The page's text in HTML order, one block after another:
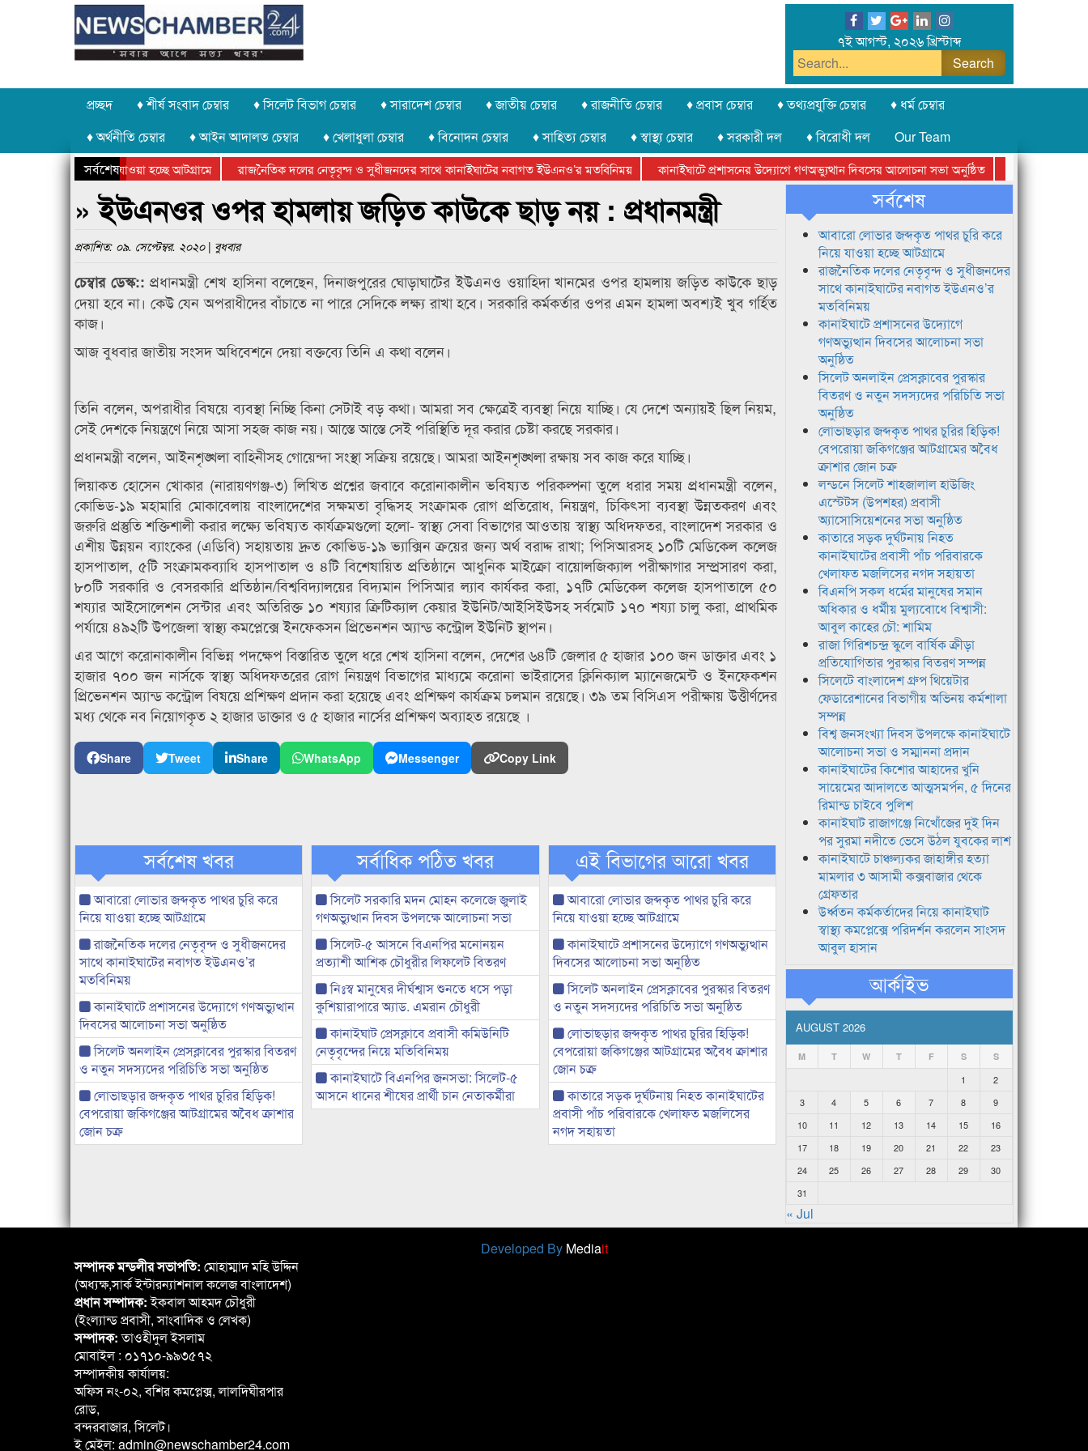
৭ই আগস্ট, ২০২৬ খ্রিস্টাব্দ
প্রচ্ছদ ♦ শীর্ষ সংবাদ চেম্বার ♦ সিলেট বিভাগ চেম্বার ♦ সারাদেশ চেম্বার ♦ জাতীয় চেম্বার ♦ রাজনীতি চেম্বার ♦ প্রবাস চেম্বার ♦ তথ্যপ্রযুক্তি চেম্বার
♦ ধর্ম চেম্বার
♦ অর্থনীতি চেম্বার
♦ আইন আদালত চেম্বার ♦ খেলাধুলা চেম্বার ♦ বিনোদন চেম্বার ♦ সাহিত্য চেম্বার ♦ স্বাস্থ্য চেম্বার ♦ সরকারী দল ♦ বিরোধী দল
Our Team
সর্বশেষ
চুরি করে নিয়ে যাওয়া হচ্ছে আটগ্রামে রাজনৈতিক দলের নেতৃবৃন্দ ও সুধীজনদের সাথে কানাইঘাটের নবাগত ইউএনও’র মতবিনিময় কানাইঘাটে প্রশাসনের উদ্যোগে গণঅভ্যুত্থান দিবসের আলোচনা সভা অনুষ্ঠিত
সিলেট অনলাইন
ক্রীড়া প্রতিযোগিতার পুরস্কার বিতরণ সম্পন্ন
সিলেটে বাংলাদেশ গ্রুপ থিয়েটার ফেডারেশানের বিভাগীয় অভিনয় কর্মশালা সম্পন্ন
» ইউএনওর ওপর হামলায় জড়িত কাউকে ছাড় নয় : প্রধানমন্ত্রী
প্রকাশিত: ০৯. সেপ্টেম্বর. ২০২০ | বুধবার
চেম্বার ডেস্ক::প্রধানমন্ত্রী শেখ হাসিনা বলেছেন, দিনাজপুরের ঘোড়াঘাটের ইউএনও ওয়াহিদা খানমের ওপর হামলায় জড়িত কাউকে ছাড়
দেয়া হবে না। কেউ যেন অপরাধীদের বাঁচাতে না পারে সেদিকে লক্ষ্য রাখা হবে। সরকারি কর্মকর্তার ওপর এমন হামলা অবশ্যই খুব গর্হিত
কাজ।
আজ বুধবার জাতীয় সংসদ অধিবেশনে দেয়া বক্তব্যে তিনি এ কথা বলেন।
তিনি বলেন, অপরাধীর বিষয়ে ব্যবস্থা নিচ্ছি কিনা সেটাই বড় কথা। আমরা সব ক্ষেত্রেই ব্যবস্থা নিয়ে যাচ্ছি। যে দেশে অন্যায়ই ছিল নিয়ম,
সেই দেশকে নিয়ন্ত্রণে নিয়ে আসা সহজ কাজ নয়। আস্তে আস্তে সেই পরিস্থিতি দূর করার চেষ্টা করছে সরকার।
প্রধানমন্ত্রী বলেন, আইনশৃঙ্খলা বাহিনীসহ গোয়েন্দা সংস্থা সক্রিয় রয়েছে। আমরা আইনশৃঙ্খলা রক্ষায় সব কাজ করে যাচ্ছি।
লিয়াকত হোসেন খোকার (নারায়ণগঞ্জ-৩) লিখিত প্রশ্নের জবাবে করোনাকালীন ভবিষ্যত পরিকল্পনা তুলে ধরার সময় প্রধানমন্ত্রী বলেন,
কোভিড-১৯ মহামারি মোকাবেলায় বাংলাদেশের সক্ষমতা বৃদ্ধিসহ সংক্রামক রোগ প্রতিরোধ, নিয়ন্ত্রণ, চিকিৎসা ব্যবস্থা উন্নতকরণ এবং
জরুরি প্রস্তুতি শক্তিশালী করার লক্ষ্যে ভবিষ্যত কার্যক্রমগুলো হলো- স্বাস্থ্য সেবা বিভাগের আওতায় স্বাস্থ্য অধিদফতর, বাংলাদেশ সরকার ও
এশীয় উন্নয়ন ব্যাংকের (এডিবি) সহায়তায় দ্রুত কোভিড-১৯ ভ্যাক্সিন ক্রয়ের জন্য অর্থ বরাদ্দ রাখা; পিসিআরসহ ১০টি মেডিকেল কলেজ
হাসপাতাল, ৫টি সংক্রামকব্যাধি হাসপাতাল ও ৪টি বিশেষায়িত প্রতিষ্ঠানে আধুনিক মাইক্রো বায়োলজিক্যাল পরীক্ষাগার সম্প্রসারণ করা,
৮০টি সরকারি ও বেসরকারি প্রতিষ্ঠান/বিশ্ববিদ্যালয়ের বিদ্যমান পিসিআর ল্যাব কার্যকর করা, ১৭টি মেডিকেল কলেজ হাসপাতালে ৫০
শয্যার আইসোলেশন সেন্টার এবং অতিরিক্ত ১০ শয্যার ক্রিটিক্যাল কেয়ার ইউনিট/আইসিইউসহ সর্বমোট ১৭০ শয্যা চালু করা, প্রাথমিক
পর্যায়ে ৪৯২টি উপজেলা স্বাস্থ্য কমপ্লেক্সে ইনফেকসন প্রিভেনশন অ্যান্ড কন্ট্রোল ইউনিট স্থাপন।
এর আগে করোনাকালীন বিভিন্ন পদক্ষেপ বিস্তারিত তুলে ধরে শেখ হাসিনা বলেন, দেশের ৬৪টি জেলার ৫ হাজার ১০০ জন ডাক্তার এবং ১
হাজার ৭০০ জন নার্সকে স্বাস্থ্য অধিদফতরের রোগ নিয়ন্ত্রণ বিভাগের মাধ্যমে করোনা ভাইরাসের ক্লিনিক্যাল ম্যানেজমেন্ট ও ইনফেকশন
প্রিভেনশন অ্যান্ড কন্ট্রোল বিষয়ে প্রশিক্ষণ প্রদান করা হয়েছে এবং প্রশিক্ষণ কার্যক্রম চলমান রয়েছে। ৩৯ তম বিসিএস পরীক্ষায় উত্তীর্ণদের
মধ্য থেকে নব নিয়োগকৃত ২ হাজার ডাক্তার ও ৫ হাজার নার্সের প্রশিক্ষণ অব্যাহত রয়েছে ।
Share Tweet Share WhatsApp Messenger Copy Link
সর্বশেষ খবর
আবারো লোভার জব্দকৃত পাথর চুরি করে
নিয়ে যাওয়া হচ্ছে আটগ্রামে
রাজনৈতিক দলের নেতৃবৃন্দ ও সুধীজনদের
সাথে কানাইঘাটের নবাগত ইউএনও’র
মতবিনিময়
কানাইঘাটে প্রশাসনের উদ্যোগে গণঅভ্যুত্থান
দিবসের আলোচনা সভা অনুষ্ঠিত
সিলেট অনলাইন প্রেসক্লাবের পুরস্কার বিতরণ
ও নতুন সদস্যদের পরিচিতি সভা অনুষ্ঠিত
লোভাছড়ার জব্দকৃত পাথর চুরির হিড়িক!
বেপরোয়া জকিগঞ্জের আটগ্রামের অবৈধ ক্রাশার
জোন চক্র
সর্বাধিক পঠিত খবর
সিলেট সরকারি মদন মোহন কলেজে জুলাই
গণঅভ্যুত্থান দিবস উপলক্ষে আলোচনা সভা
সিলেট-৫ আসনে বিএনপির মনোনয়ন
প্রত্যাশী আশিক চৌধুরীর লিফলেট বিতরণ
নিঃস্ব মানুষের দীর্ঘশ্বাস শুনতে ধসে পড়া
কুশিয়ারাপারে অ্যাড. এমরান চৌধুরী
কানাইঘাট প্রেসক্লাবে প্রবাসী কমিউনিটি
নেতৃবৃন্দের নিয়ে মতিবিনিময়
কানাইঘাটে বিএনপির জনসভা: সিলেট-৫
আসনে ধানের শীষের প্রার্থী চান নেতাকর্মীরা
এই বিভাগের আরো খবর
আবারো লোভার জব্দকৃত পাথর চুরি করে
নিয়ে যাওয়া হচ্ছে আটগ্রামে
কানাইঘাটে প্রশাসনের উদ্যোগে গণঅভ্যুত্থান
দিবসের আলোচনা সভা অনুষ্ঠিত
সিলেট অনলাইন প্রেসক্লাবের পুরস্কার বিতরণ
ও নতুন সদস্যদের পরিচিতি সভা অনুষ্ঠিত
লোভাছড়ার জব্দকৃত পাথর চুরির হিড়িক!
বেপরোয়া জকিগঞ্জের আটগ্রামের অবৈধ ক্রাশার
জোন চক্র
কাতারে সড়ক দুর্ঘটনায় নিহত কানাইঘাটের
প্রবাসী পাঁচ পরিবারকে খেলাফত মজলিসের
নগদ সহায়তা
সর্বশেষ
আবারো লোভার জব্দকৃত পাথর চুরি করে
নিয়ে যাওয়া হচ্ছে আটগ্রামে
রাজনৈতিক দলের নেতৃবৃন্দ ও সুধীজনদের
সাথে কানাইঘাটের নবাগত ইউএনও’র
মতবিনিময়
কানাইঘাটে প্রশাসনের উদ্যোগে
গণঅভ্যুত্থান দিবসের আলোচনা সভা
অনুষ্ঠিত
সিলেট অনলাইন প্রেসক্লাবের পুরস্কার
বিতরণ ও নতুন সদস্যদের পরিচিতি সভা
অনুষ্ঠিত
লোভাছড়ার জব্দকৃত পাথর চুরির হিড়িক!
বেপরোয়া জকিগঞ্জের আটগ্রামের অবৈধ
ক্রাশার জোন চক্র
লন্ডনে সিলেট শাহজালাল হাউজিং
এস্টেটস (উপশহর) প্রবাসী
অ্যাসোসিয়েশনের সভা অনুষ্ঠিত
কাতারে সড়ক দুর্ঘটনায় নিহত
কানাইঘাটের প্রবাসী পাঁচ পরিবারকে
খেলাফত মজলিসের নগদ সহায়তা
বিএনপি সকল ধর্মের মানুষের সমান
অধিকার ও ধর্মীয় মুল্যবোধে বিশ্বাসী:
আবুল কাহের চৌ: শামিম
রাজা গিরিশচন্দ্র স্কুলে বার্ষিক ক্রীড়া
প্রতিযোগিতার পুরস্কার বিতরণ সম্পন্ন
সিলেটে বাংলাদেশ গ্রুপ থিয়েটার
ফেডারেশানের বিভাগীয় অভিনয় কর্মশালা
সম্পন্ন
বিশ্ব জনসংখ্যা দিবস উপলক্ষে কানাইঘাটে
আলোচনা সভা ও সম্মাননা প্রদান
কানাইঘাটের কিশোর আহাদের খুনি
সায়েমের আদালতে আত্মসমর্পন, ৫ দিনের
রিমান্ড চাইবে পুলিশ
কানাইঘাট রাজাগঞ্জে নিখোঁজের দুই দিন
পর সুরমা নদীতে ভেসে উঠল যুবকের লাশ
কানাইঘাটে চাঞ্চল্যকর জাহাঙ্গীর হত্যা
মামলার ৩ আসামী কক্সবাজার থেকে
গ্রেফতার
উর্ধ্বতন কর্মকর্তাদের নিয়ে কানাইঘাট
স্বাস্থ্য কমপ্লেক্সে পরিদর্শন করলেন সাংসদ
আবুল হাসান
আর্কাইভ
AUGUST 2026
M T W T F S S
1
2
3
4 5 6 7 8
9
10
11 12 13 14 15
16
17
18 19 20 21 22
23
24
25 26 27 28 29
30
31
« Jul
Developed By Mediait
সম্পাদক মন্ডলীর সভাপতি: মোহাম্মাদ মহি উদ্দিন
(অধ্যক্ষ,সার্ক ইন্টারন্যাশনাল কলেজ বাংলাদেশ)
প্রধান সম্পাদক:ইকবাল আহমদ চৌধুরী
(ইংল্যান্ড প্রবাসী, সাংবাদিক ও লেখক)
সম্পাদক:তাওহীদুল ইসলাম
মোবাইল : ০১৭১০-৯৯৩৫৭২
সম্পাদকীয় কার্যালয়:
অফিস নং-০২, বশির কমপ্লেক্স, লালদিঘীরপার
রোড,
বন্দরবাজার, সিলেট।
ই মেইল: admin@newschamber24.com